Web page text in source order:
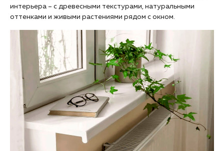
интерьера – с древесными текстурами, натуральными
оттенками и живыми растениями рядом с окном.